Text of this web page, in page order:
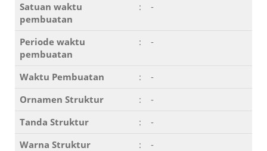
Satuan waktu
pembuatan
: -
Periode waktu
pembuatan
: -
Waktu Pembuatan :
-
Ornamen Struktur
:
-
Tanda Struktur
:
-
Warna Struktur
:
-